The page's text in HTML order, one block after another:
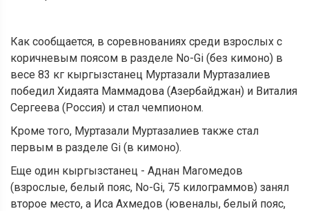
Как сообщается, в соревнованиях среди взрослых с
коричневым поясом в разделе No-Gi (без кимоно) в
весе 83 кг кыргызстанец Муртазали Муртазалиев
победил Хидаята Маммадова (Азербайджан) и Виталия
Сергеева (Россия) и стал чемпионом.
Кроме того, Муртазали Муртазалиев также стал
первым в разделе Gi (в кимоно).
Еще один кыргызстанец - Аднан Магомедов
(взрослые, белый пояс, No-Gi, 75 килограммов) занял
второе место, а Иса Ахмедов (ювеналы, белый пояс,